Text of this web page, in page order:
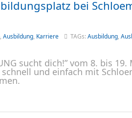
bei
, Ausbildung, Karriere TAGs:Ausbildung,
sucht dich!” vom 8. bis 19.
und einfach mit